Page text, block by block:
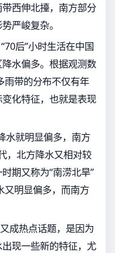
西伸北擡，南方部分
严峻复杂。
后”小时生活在中国
水偏多。根据观测数
雨带的分布不仅有年
化特征，也就是表现
水就明显偏多，南方
，北方降水又相对较
期又称为“南涝北旱”
又明显偏多，而南方
成热点话题，是因为
现一些新的特征，尤